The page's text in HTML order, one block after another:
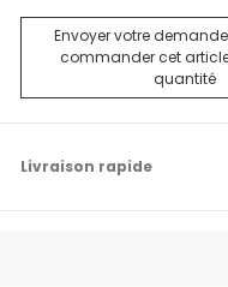
Envoyer votre
commander cet
quantité
Livraison rapide